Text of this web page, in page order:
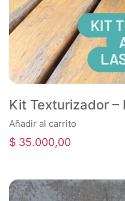
Kit Texturizador –
Añadir al carrito
$ 35.000,00